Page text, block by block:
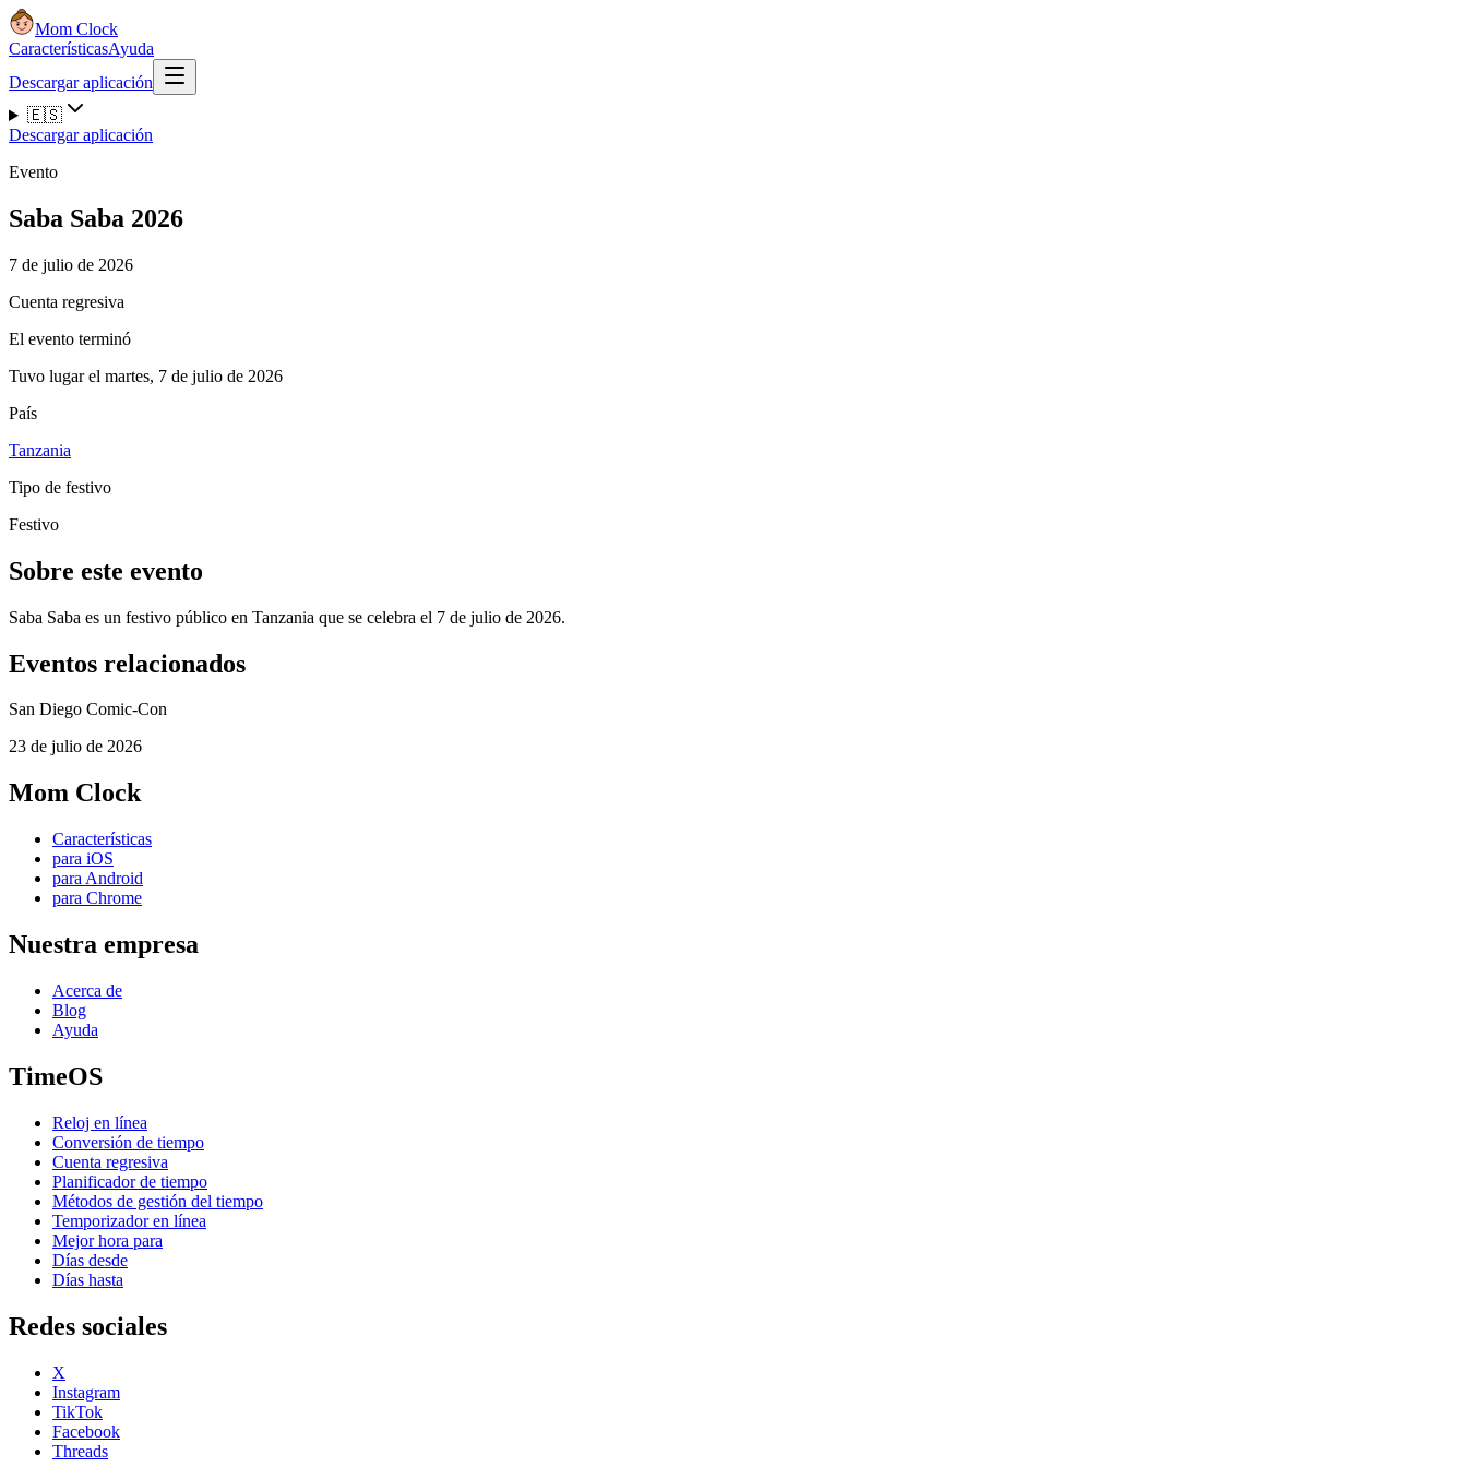
Mom Clock
CaracterísticasAyuda
Descargar aplicación
🇪🇸
Descargar aplicación
Evento
Saba Saba 2026
7 de julio de 2026
Cuenta regresiva
El evento terminó
Tuvo lugar el martes, 7 de julio de 2026
País
Tanzania
Tipo de festivo
Festivo
Sobre este evento
Saba Saba es un festivo público en Tanzania que se celebra el 7 de julio de 2026.
Eventos relacionados
San Diego Comic-Con
23 de julio de 2026
Mom Clock
Características
para iOS
para Android
para Chrome
Nuestra empresa
Acerca de
Blog
Ayuda
TimeOS
Reloj en línea
Conversión de tiempo
Cuenta regresiva
Planificador de tiempo
Métodos de gestión del tiempo
Temporizador en línea
Mejor hora para
Días desde
Días hasta
Redes sociales
X
Instagram
TikTok
Facebook
Threads